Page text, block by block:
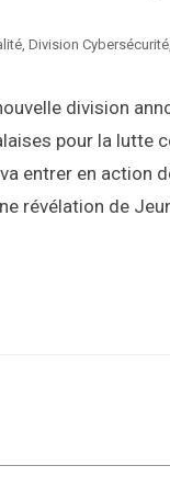
, Division Cybersécurité,
division
pour la lutte
entrer en action
révélation de